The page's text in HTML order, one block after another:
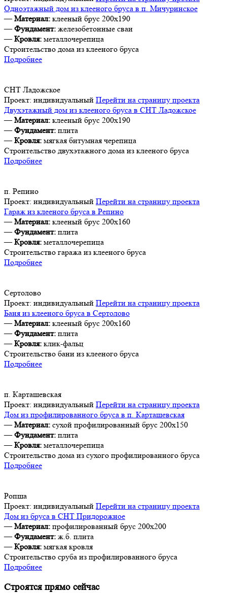
Одноэтажный дом из клееного бруса в п. Мичуринское
—Материал: клееный брус 200х190
—Фундамент: железобетонные сваи
—Кровля: металлочерепица
Строительство дома из клееного бруса
Подробнее
СНТ Ладожское
Проект: индивидуальный Перейти на страницу проекта
Двухэтажный дом из клееного бруса в СНТ Ладожское
—Материал: клееный брус 200х190
—Фундамент: плита
—Кровля: мягкая битумная черепица
Строительство двухэтажного дома из клееного бруса
Подробнее
п. Репино
Проект: индивидуальный Перейти на страницу проекта
Гараж из клееного бруса в Репино
—Материал: клееный брус 200х160
—Фундамент: плита
—Кровля: металлочерепица
Строительство гаража из клееного бруса
Подробнее
Сертолово
Проект: индивидуальный Перейти на страницу проекта
Баня из клееного бруса в Сертолово
—Материал: клееный брус 200х160
—Фундамент: плита
—Кровля: клик-фальц
Строительство бани из клееного бруса
Подробнее
п. Карташевская
Проект: индивидуальный Перейти на страницу проекта
Дом из профилированного бруса в п. Карташевская
—Материал: сухой профилированный брус 200х150
—Фундамент: плита
—Кровля: металлочерепица
Строительство дома из сухого профилированного бруса
Подробнее
Ропша
Проект: индивидуальный Перейти на страницу проекта
Дом из бруса в СНТ Придорожное
—Материал: профилированный брус 200х200
—Фундамент: ж.б. плита
—Кровля: мягкая кровля
Строительство сруба из профилированного бруса
Подробнее
Строятся прямо сейчас